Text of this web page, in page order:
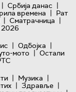
| Србија данас |
времена | Рат
| Сматрачница |
2026
| Одбојка |
мото | Остали
| Музика |
| Здравље |